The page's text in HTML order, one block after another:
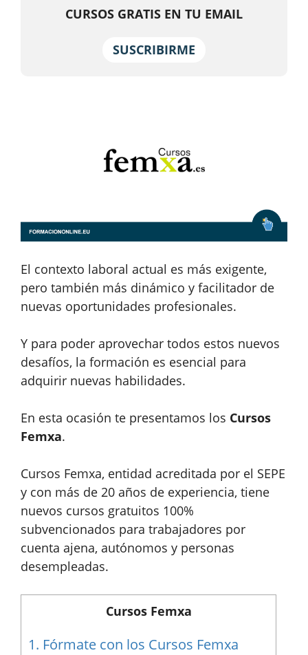
CURSOS GRATIS EN TU EMAIL
SUSCRIBIRME
El contexto laboral actual es más exigente,
pero también más dinámico y facilitador de
nuevas oportunidades profesionales.
Y para poder aprovechar todos estos nuevos
desafíos, la formación es esencial para
adquirir nuevas habilidades.
En esta ocasión te presentamos los Cursos
Femxa.
Cursos Femxa, entidad acreditada por el SEPE
y con más de 20 años de experiencia, tiene
nuevos cursos gratuitos 100%
subvencionados para trabajadores por
cuenta ajena, autónomos y personas
desempleadas.
Cursos Femxa
1. Fórmate con los Cursos Femxa